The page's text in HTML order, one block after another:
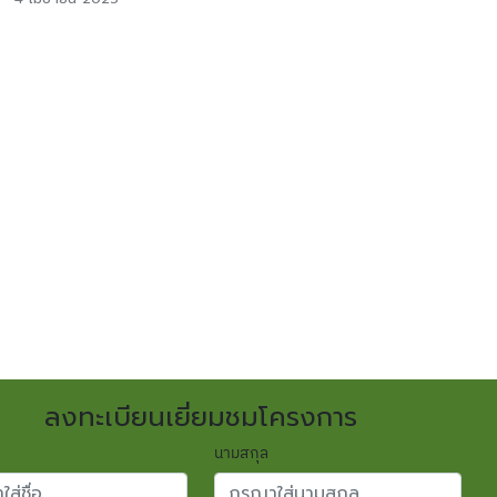
ลงทะเบียนเยี่ยมชมโครงการ
นามสกุล